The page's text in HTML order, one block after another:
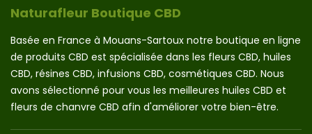
Naturafleur Boutique CBD
Basée en France à Mouans-Sartoux notre boutique en ligne
de produits CBD est spécialisée dans les fleurs CBD, huiles
CBD, résines CBD, infusions CBD, cosmétiques CBD. Nous
avons sélectionné pour vous les meilleures huiles CBD et
fleurs de chanvre CBD afin d'améliorer votre bien-être.